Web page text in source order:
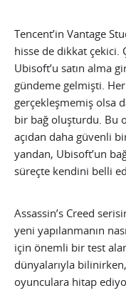
Tencent’in Vantage
hisse de dikkat
Ubisoft’u satın alma
gündeme gelmişti.
gerçekleşmemiş olsa
bir bağ oluşturdu. Bu
açıdan daha güvenli
yandan, Ubisoft’un
süreçte kendini belli
Assassin’s Creed
yeni yapılanmanın
için önemli bir test
dünyalarıyla
oyunculara hitap